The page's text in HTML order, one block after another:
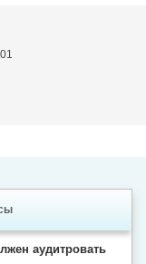
аудитровать